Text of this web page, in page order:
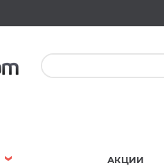
АКЦИИ